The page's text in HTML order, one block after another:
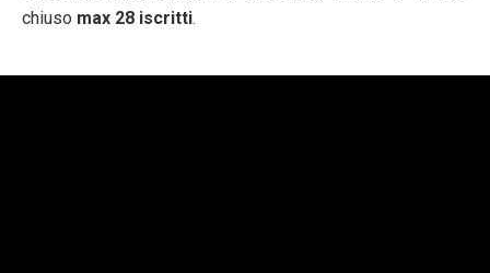
chiuso max 28 iscritti.